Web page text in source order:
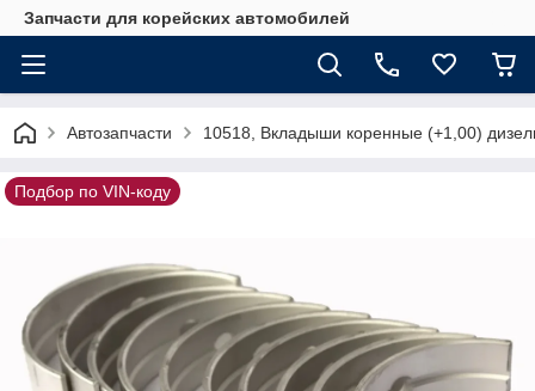
Запчасти для корейских автомобилей
Автозапчасти 10518, Вкладыши коренные (+1,00)
Подбор по VIN-коду